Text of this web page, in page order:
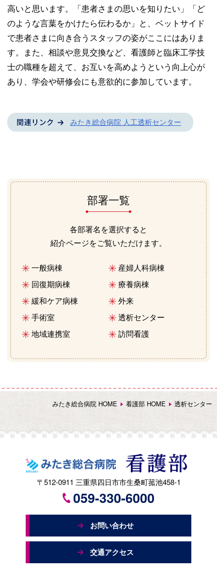
高いと思います。「患者さまの思いを知りたい」「ど
のような言葉をかけたら伝わるか」と、ベットサイド
で患者さまに向き合うスタッフの姿がここにはありま
す。また、相談や意見交換など、看護師と臨床工学技
士の職種を超えて、お互いを高めようという向上心が
あり、学会や研修会にも意欲的に参加しています。
みたき総合病院 人工透析センター
部署一覧
各部署名を選択すると
紹介ページをご覧いただけます。
一般病棟
産婦人科病棟
回復期病棟
療養病棟
緩和ケア病棟
外来
手術室
透析センター
地域連携室
訪問看護
みたき総合病院 HOME 看護部 HOME 透析センター
みたき総合 看護部
〒512-0911 三重県四日市市生桑町菰池458-1
059-330-6000
お問い合わせ
交通アクセス